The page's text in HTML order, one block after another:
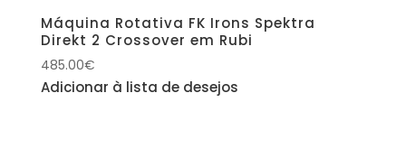
Máquina Rotativa FK Irons Spektra
Direkt 2 Crossover em Rubi
485.00€
Adicionar à lista de desejos